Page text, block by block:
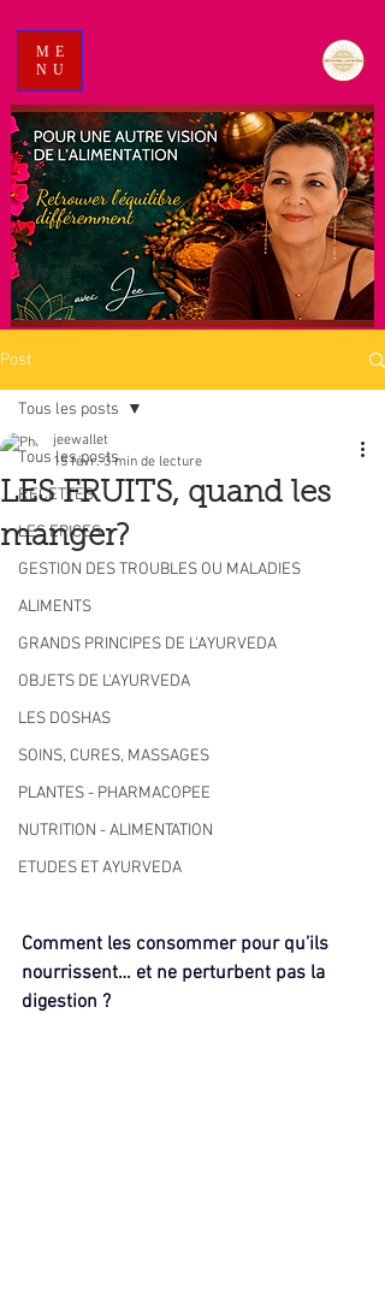
ME
NU
Post
Tous les posts
RECETTES
LES EPICES
GESTION DES TROUBLES OU MALADIES
ALIMENTS
GRANDS PRINCIPES DE L'AYURVEDA
OBJETS DE L'AYURVEDA
LES DOSHAS
SOINS, CURES, MASSAGES
PLANTES - PHARMACOPEE
NUTRITION - ALIMENTATION
ETUDES ET AYURVEDA
Tous les posts
LES FRUITS, quand les
manger?
jeewallet
15 févr. 3 min de lecture
Comment les consommer pour qu’ils
nourrissent… et ne perturbent pas la
digestion ?